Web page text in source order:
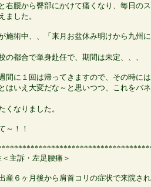
右腰から臀部にかけて痛くなり、毎日の
ました。
施術中、、「来月お盆休み明けから九州
の都合で単身赴任で、期間は未定、、、
間に１回は帰ってきますので、その時に
はいえ大変だな～と思いつつ、これをバ
くなりました。
～！！
主訴・左足腰痛＞
産６ヶ月後から肩首コリの症状で来院さ